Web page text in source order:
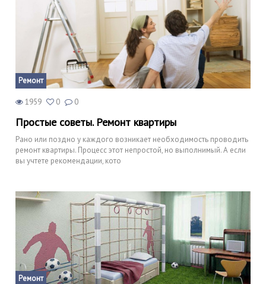
Ремонт
1959 0 0
Простые советы. Ремонт квартиры
Рано или поздно у каждого возникает необходимость проводить
ремонт квартиры. Процесс этот непростой, но выполнимый. А если
вы учтете рекомендации, кото
Ремонт